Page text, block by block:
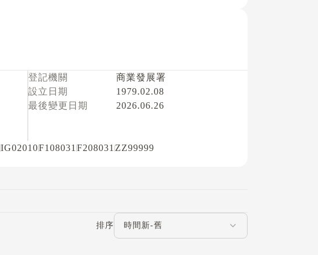
登記機關
商業發展署
設立日期
1979.02.08
最後變更日期
2026.06.26
IG02010F108031 F208031 ZZ99999
排序
評論排序